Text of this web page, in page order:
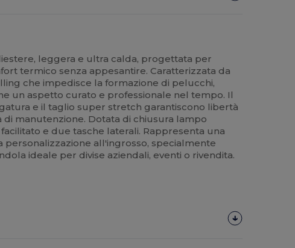
leggera e ultra calda, progettata per
termico senza appesantire. Caratterizzata da
che impedisce la formazione di pelucchi,
un aspetto curato e professionale nel tempo. Il
e il taglio super stretch garantiscono libertà
di manutenzione. Dotata di chiusura lampo
e due tasche laterali. Rappresenta una
personalizzazione all'ingrosso, specialmente
ideale per divise aziendali, eventi o rivendita.